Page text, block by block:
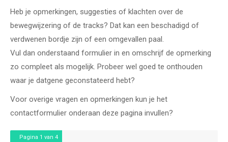
Heb je opmerkingen, suggesties of klachten over de
bewegwijzering of de tracks? Dat kan een beschadigd of
verdwenen bordje zijn of een omgevallen paal.
Vul dan onderstaand formulier in en omschrijf de opmerking
zo compleet als mogelijk. Probeer wel goed te onthouden
waar je datgene geconstateerd hebt?
Voor overige vragen en opmerkingen kun je het
contactformulier onderaan deze pagina invullen?
Pagina 1 van 4